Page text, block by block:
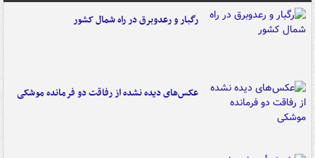
رگبار و رعدوبرق در راه شمال کشور
عکس‌های دیده نشده از رفاقت دو فرمانده‌ موشکی